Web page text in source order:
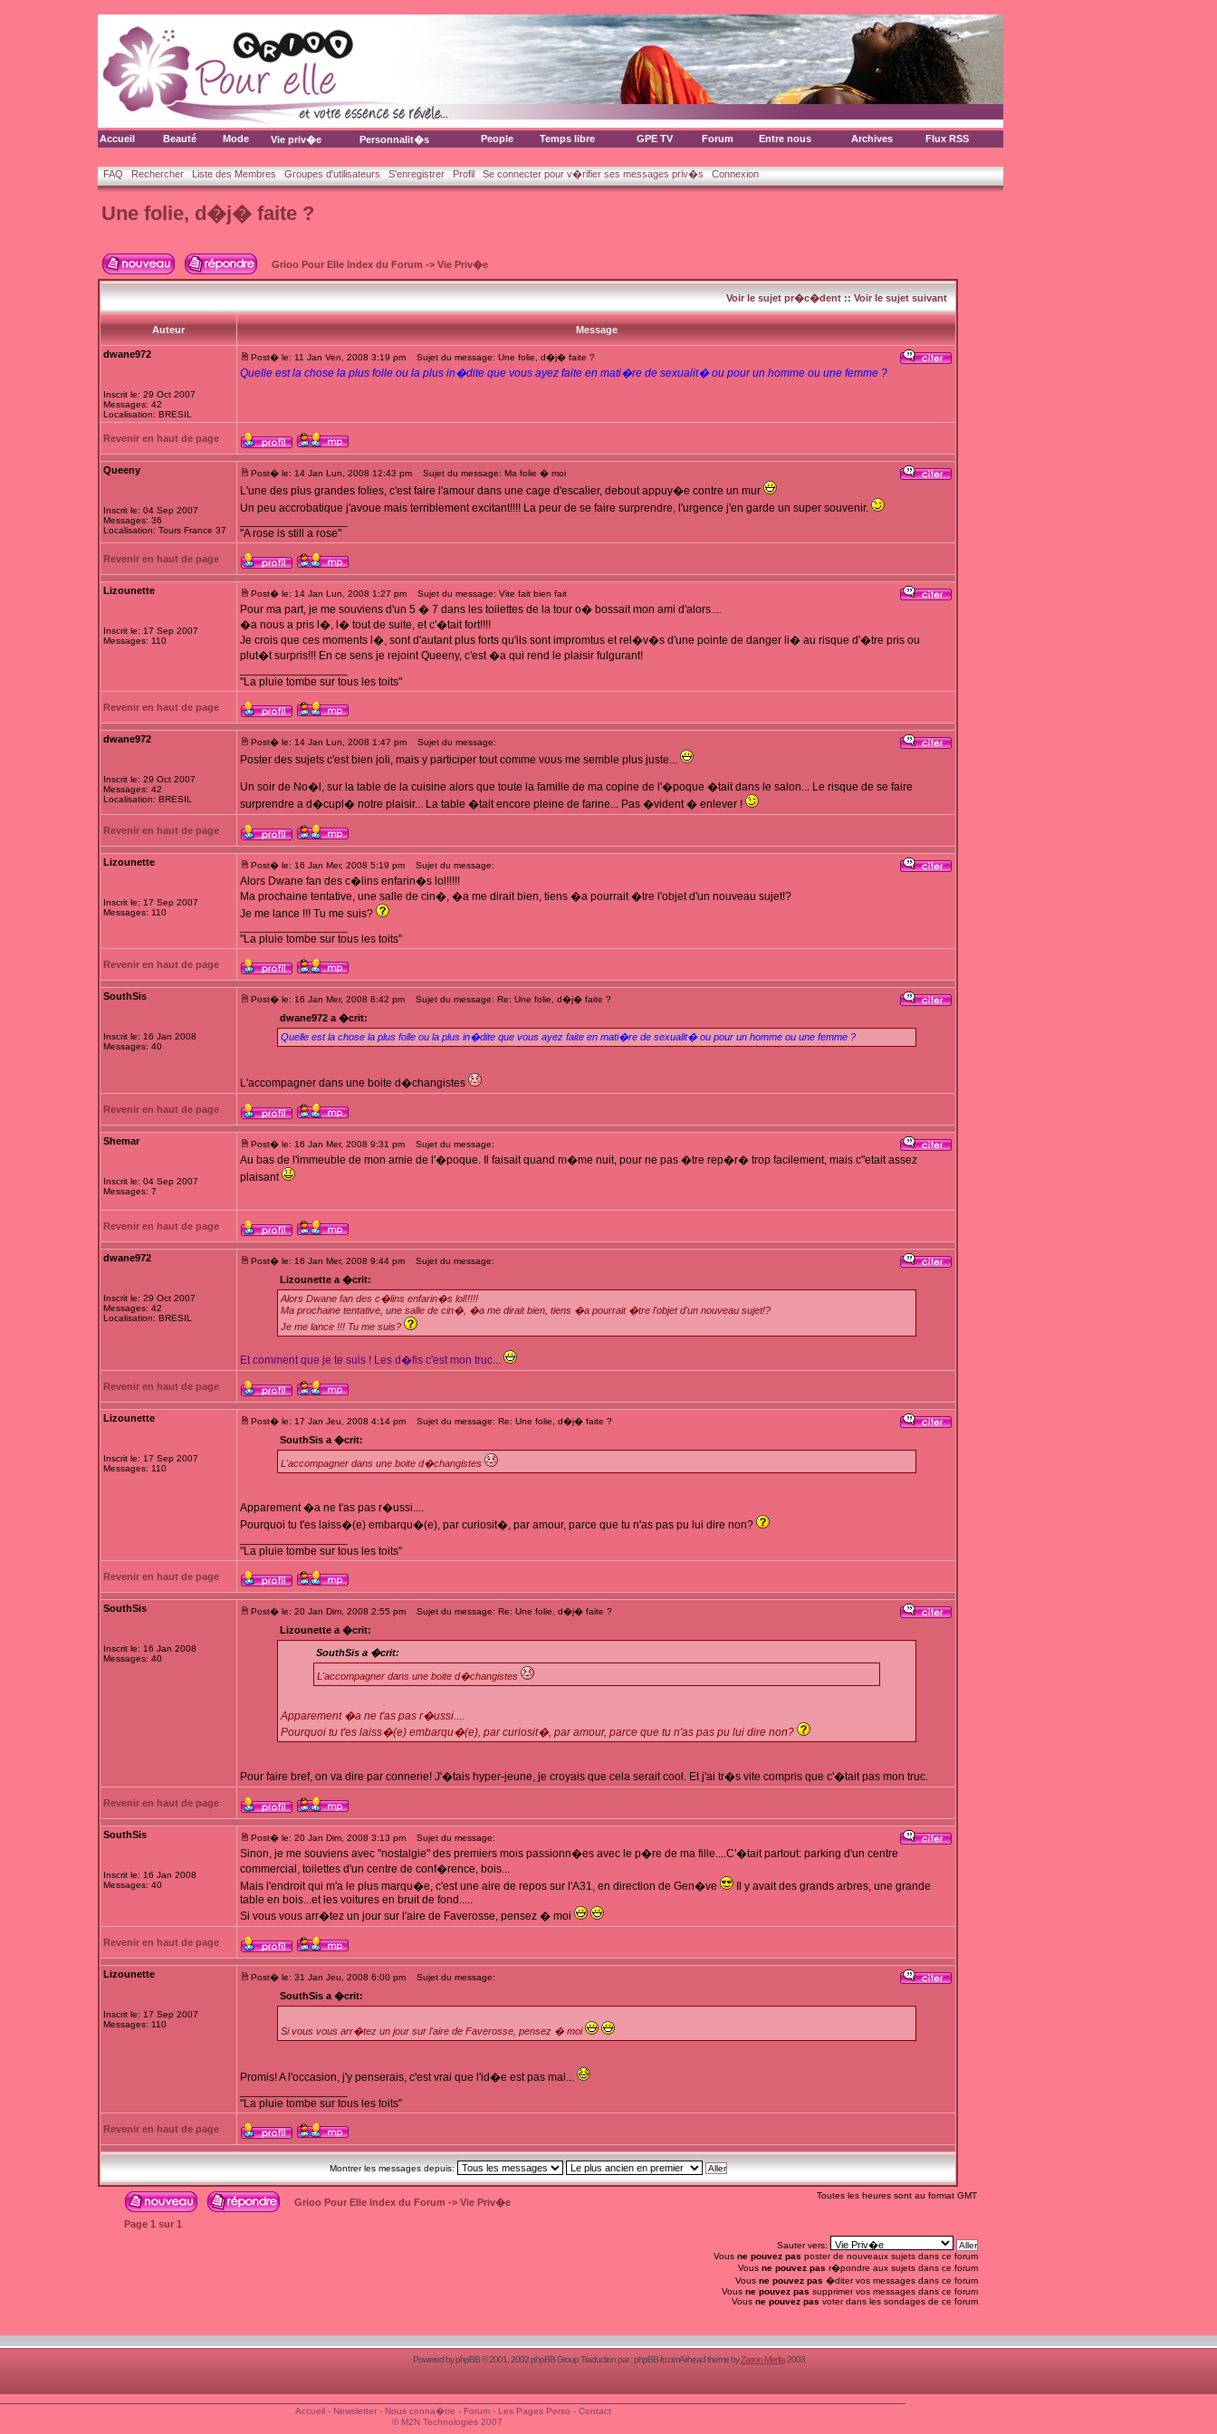
Accueil Beauté Mode Vie priv�e Personnalit�s People Temps libre GPE TV Forum Entre nous Archives Flux RSS
FAQ Rechercher Liste des Membres Groupes d'utilisateurs S'enregistrer Profil Se connecter pour v�rifier ses messages priv�s Connexion
Une folie, d�j� faite ?
Grioo Pour Elle Index du Forum -> Vie Priv�e
Voir le sujet pr�c�dent::Voir le sujet suivant
Auteur Message
dwane972
Inscrit le: 29 Oct 2007
Messages: 42
Localisation: BRESIL
Post� le: 11 Jan Ven, 2008 3:19 pm Sujet du message: Une folie, d�j� faite ?
Quelle est la chose la plus folle ou la plus in�dite que vous ayez faite en mati�re de sexualit� ou pour un homme ou une femme ?
Revenir en haut de page
Queeny
Inscrit le: 04 Sep 2007
Messages: 36
Localisation: Tours France 37
Post� le: 14 Jan Lun, 2008 12:43 pm Sujet du message: Ma folie � moi
L'une des plus grandes folies, c'est faire l'amour dans une cage d'escalier, debout appuy�e contre un mur
Un peu accrobatique j'avoue mais terriblement excitant!!!! La peur de se faire surprendre, l'urgence j'en garde un super souvenir.
"A rose is still a rose"
Revenir en haut de page
Lizounette
Inscrit le: 17 Sep 2007
Messages: 110
Post� le: 14 Jan Lun, 2008 1:27 pm Sujet du message: Vite fait bien fait
Pour ma part, je me souviens d'un 5 � 7 dans les toilettes de la tour o� bossait mon ami d'alors....
�a nous a pris l�, l� tout de suite, et c'�tait fort!!!!
Je crois que ces moments l�, sont d'autant plus forts qu'ils sont impromtus et rel�v�s d'une pointe de danger li� au risque d'�tre pris ou
plut�t surpris!!! En ce sens je rejoint Queeny, c'est �a qui rend le plaisir fulgurant!
"La pluie tombe sur tous les toits"
Revenir en haut de page
dwane972
Inscrit le: 29 Oct 2007
Messages: 42
Localisation: BRESIL
Post� le: 14 Jan Lun, 2008 1:47 pm Sujet du message:
Poster des sujets c'est bien joli, mais y participer tout comme vous me semble plus juste...
Un soir de No�l, sur la table de la cuisine alors que toute la famille de ma copine de l'�poque �tait dans le salon... Le risque de se faire
surprendre a d�cupl� notre plaisir... La table �tait encore pleine de farine... Pas �vident � enlever !
Revenir en haut de page
Lizounette
Inscrit le: 17 Sep 2007
Messages: 110
Post� le: 16 Jan Mer, 2008 5:19 pm Sujet du message:
Alors Dwane fan des c�lins enfarin�s lol!!!!!
Ma prochaine tentative, une salle de cin�, �a me dirait bien, tiens �a pourrait �tre l'objet d'un nouveau sujet!?
Je me lance !!! Tu me suis?
"La pluie tombe sur tous les toits"
Revenir en haut de page
SouthSis
Inscrit le: 16 Jan 2008
Messages: 40
Post� le: 16 Jan Mer, 2008 8:42 pm Sujet du message: Re: Une folie, d�j� faite ?
dwane972 a �crit:
Quelle est la chose la plus folle ou la plus in�dite que vous ayez faite en mati�re de sexualit� ou pour un homme ou une femme ?
L'accompagner dans une boite d�changistes
Revenir en haut de page
Shemar
Inscrit le: 04 Sep 2007
Messages: 7
Post� le: 16 Jan Mer, 2008 9:31 pm Sujet du message:
Au bas de l'immeuble de mon amie de l'�poque. Il faisait quand m�me nuit, pour ne pas �tre rep�r� trop facilement, mais c"etait assez
plaisant
Revenir en haut de page
dwane972
Inscrit le: 29 Oct 2007
Messages: 42
Localisation: BRESIL
Post� le: 16 Jan Mer, 2008 9:44 pm Sujet du message:
Lizounette a �crit:
Alors Dwane fan des c�lins enfarin�s lol!!!!!
Ma prochaine tentative, une salle de cin�, �a me dirait bien, tiens �a pourrait �tre l'objet d'un nouveau sujet!?
Je me lance !!! Tu me suis?
Et comment que je te suis ! Les d�fis c'est mon truc...
Revenir en haut de page
Lizounette
Inscrit le: 17 Sep 2007
Messages: 110
Post� le: 17 Jan Jeu, 2008 4:14 pm Sujet du message: Re: Une folie, d�j� faite ?
SouthSis a �crit:
L'accompagner dans une boite d�changistes
Apparement �a ne t'as pas r�ussi....
Pourquoi tu t'es laiss�(e) embarqu�(e), par curiosit�, par amour, parce que tu n'as pas pu lui dire non?
"La pluie tombe sur tous les toits"
Revenir en haut de page
SouthSis
Inscrit le: 16 Jan 2008
Messages: 40
Post� le: 20 Jan Dim, 2008 2:55 pm Sujet du message: Re: Une folie, d�j� faite ?
Lizounette a �crit:
SouthSis a �crit:
L'accompagner dans une boite d�changistes
Apparement �a ne t'as pas r�ussi....
Pourquoi tu t'es laiss�(e) embarqu�(e), par curiosit�, par amour, parce que tu n'as pas pu lui dire non?
Pour faire bref, on va dire par connerie! J'�tais hyper-jeune, je croyais que cela serait cool. Et j'ai tr�s vite compris que c'�tait pas mon truc.
Revenir en haut de page
SouthSis
Inscrit le: 16 Jan 2008
Messages: 40
Post� le: 20 Jan Dim, 2008 3:13 pm Sujet du message:
Sinon, je me souviens avec "nostalgie" des premiers mois passionn�es avec le p�re de ma fille....C'�tait partout: parking d'un centre
commercial, toilettes d'un centre de conf�rence, bois...
Mais l'endroit qui m'a le plus marqu�e, c'est une aire de repos sur l'A31, en direction de Gen�ve
Il y avait des grands arbres, une grande
table en bois...et les voitures en bruit de fond.....
Si vous vous arr�tez un jour sur l'aire de Faverosse, pensez � moi
Revenir en haut de page
Lizounette
Inscrit le: 17 Sep 2007
Messages: 110
Post� le: 31 Jan Jeu, 2008 6:00 pm Sujet du message:
SouthSis a �crit:
Si vous vous arr�tez un jour sur l'aire de Faverosse, pensez � moi
Promis! A l'occasion, j'y penserais, c'est vrai que l'id�e est pas mal...
"La pluie tombe sur tous les toits"
Revenir en haut de page
Montrer les messages depuis:
Grioo Pour Elle Index du Forum -> Vie Priv�e
Toutes les heures sont au format GMT
Page 1 sur 1
Sauter vers:
Vous ne pouvez pas poster de nouveaux sujets dans ce forum
Vous ne pouvez pas r�pondre aux sujets dans ce forum
Vous ne pouvez pas �diter vos messages dans ce forum
Vous ne pouvez pas supprimer vos messages dans ce forum
Vous ne pouvez pas voter dans les sondages de ce forum
Powered byphpBB© 2001, 2002 phpBB Group Traduction par :phpBB-fr.comAirhead theme byZarron Media2003
Accueil- Newsletter- Nous conna�tre - Forum- Les Pages Perso - Contact
© M2N Technologies 2007